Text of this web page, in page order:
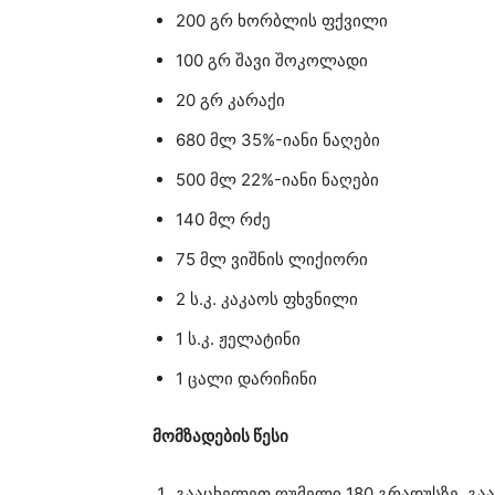
200 გრ ხორბლის ფქვილი
100 გრ შავი შოკოლადი
20 გრ კარაქი
680 მლ 35%-იანი ნაღები
500 მლ 22%-იანი ნაღები
140 მლ რძე
75 მლ ვიშნის ლიქიორი
2 ს.კ. კაკაოს ფხვნილი
1 ს.კ. ჟელატინი
1 ცალი დარიჩინი
მომზადების წესი